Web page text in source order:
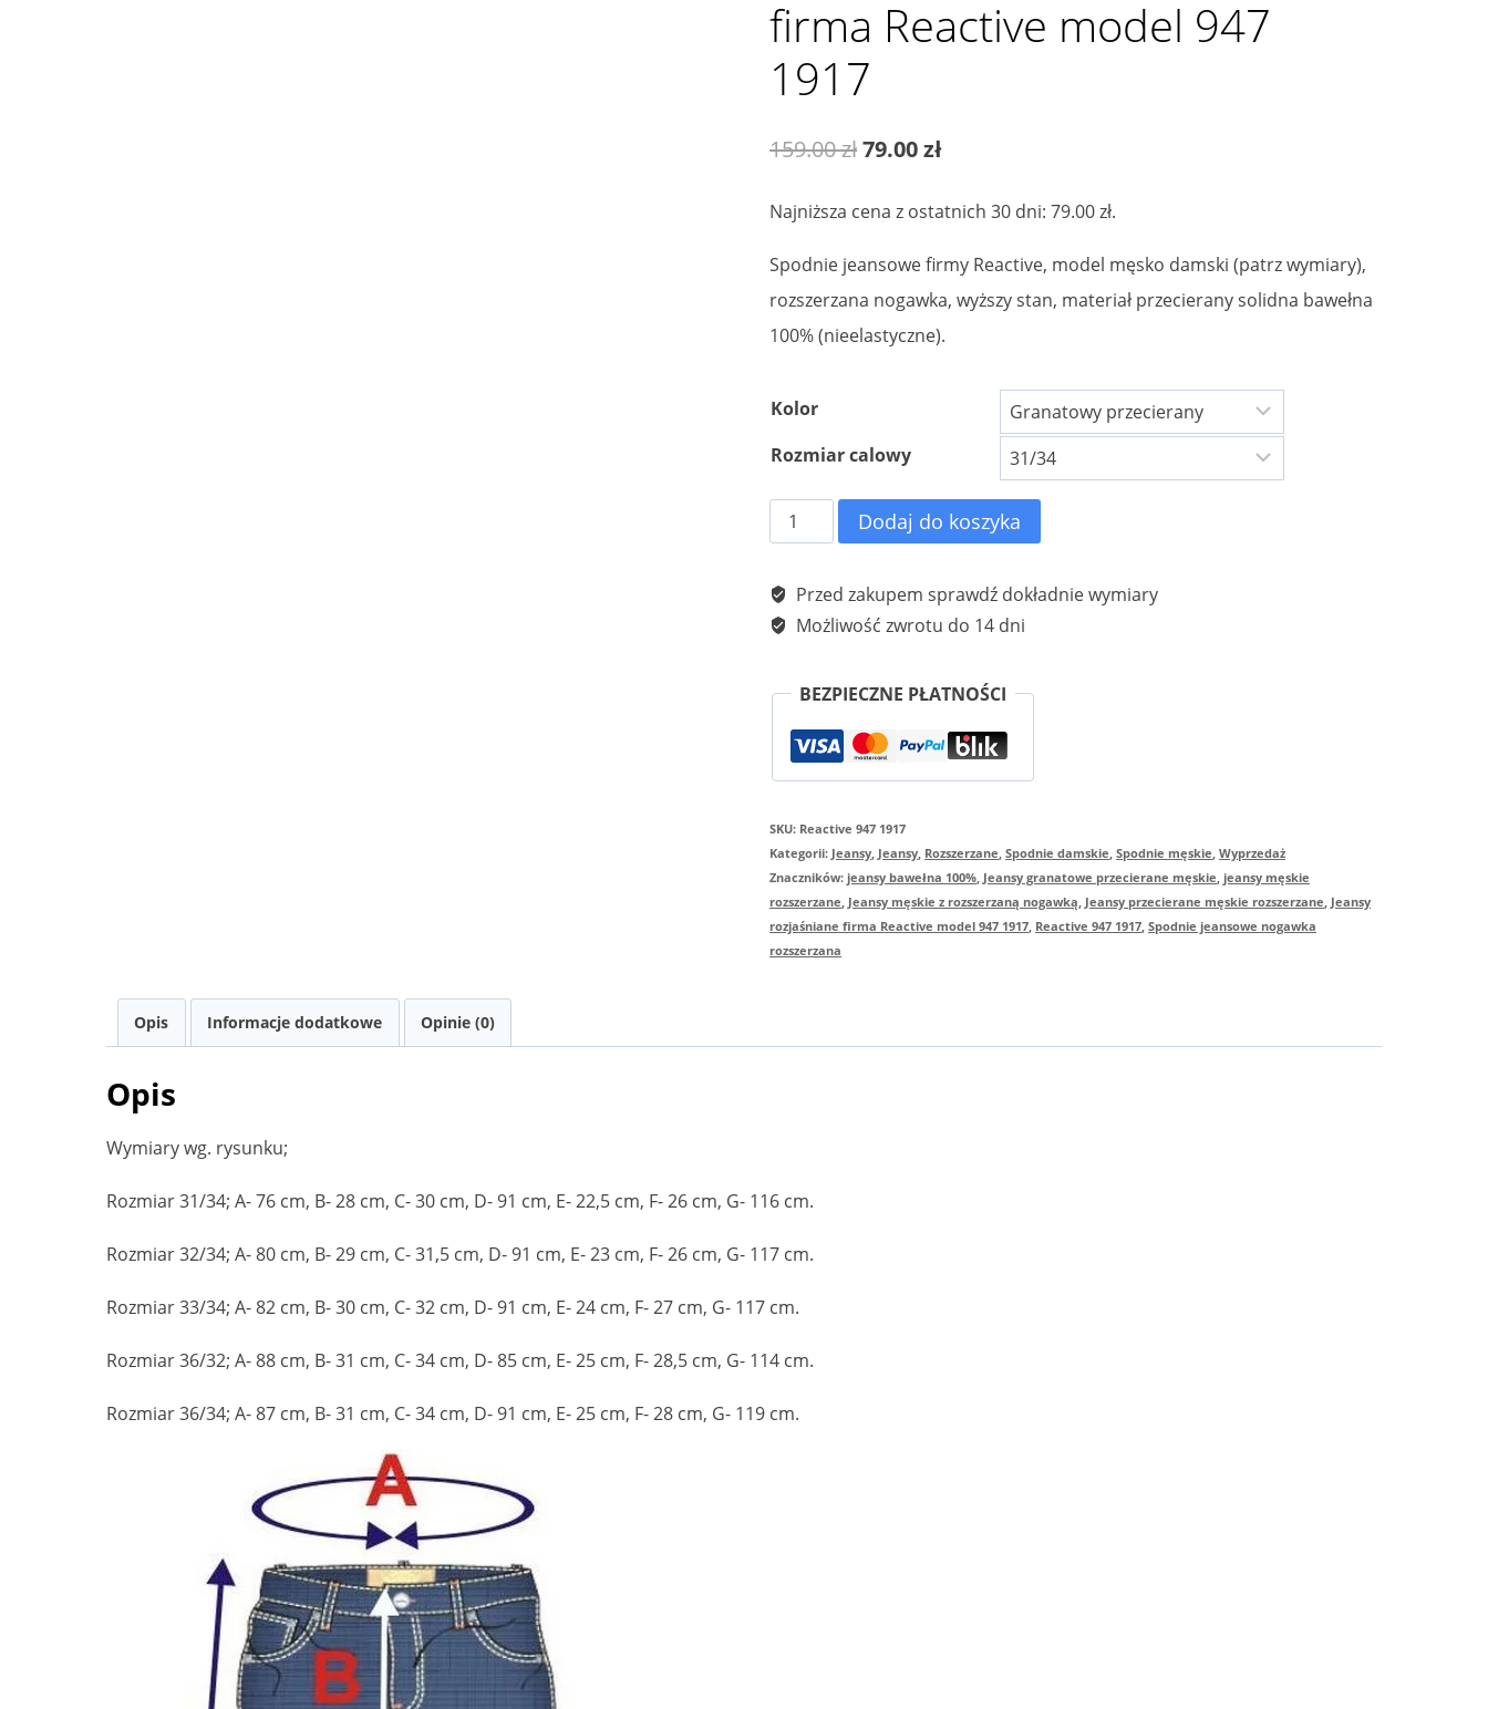
firma Reactive model 947
1917
159.00złPierwotna
159.00 zł.
79.00złAktualna
79.00 zł.
Najniższa cena z ostatnich 30 dni:79.00zł.
Spodnie jeansowe firmy Reactive, model męsko damski (patrz wymiary),
rozszerzana nogawka, wyższy stan, materiał przecierany solidna bawełna
100% (nieelastyczne).
Kolor
Rozmiar calowy
ilość
Spodnie
jeansowe
z
nogawkami
firma
Reactive
947
1917
Dodaj do koszyka
Przed zakupem sprawdź dokładnie wymiary
Możliwość zwrotu do 14 dni
BEZPIECZNE PŁATNOŚCI
SKU: Reactive 947 1917
Kategorii: Jeansy Jeansy Rozszerzane ,Spodnie damskie ,Spodnie męskie ,Wyprzedaż
Znaczników: jeansy bawełna 100% Jeansy granatowe przecierane męskie jeansy męskie
rozszerzane Jeansy męskie z rozszerzaną nogawką Jeansy przecierane męskie rozszerzane Jeansy
rozjaśniane firma Reactive model 947 1917 Reactive 947 1917 ,Spodnie jeansowe nogawka
rozszerzana
Opis Informacje dodatkowe Opinie (0)
Opis
Wymiary wg. rysunku;
Rozmiar 31/34; A- 76 cm, B- 28 cm, C- 30 cm, D- 91 cm, E- 22,5 cm, F- 26 cm, G- 116 cm.
Rozmiar 32/34; A- 80 cm, B- 29 cm, C- 31,5 cm, D- 91 cm, E- 23 cm, F- 26 cm, G- 117 cm.
Rozmiar 33/34; A- 82 cm, B- 30 cm, C- 32 cm, D- 91 cm, E- 24 cm, F- 27 cm, G- 117 cm.
Rozmiar 36/32; A- 88 cm, B- 31 cm, C- 34 cm, D- 85 cm, E- 25 cm, F- 28,5 cm, G- 114 cm.
Rozmiar 36/34; A- 87 cm, B- 31 cm, C- 34 cm, D- 91 cm, E- 25 cm, F- 28 cm, G- 119 cm.